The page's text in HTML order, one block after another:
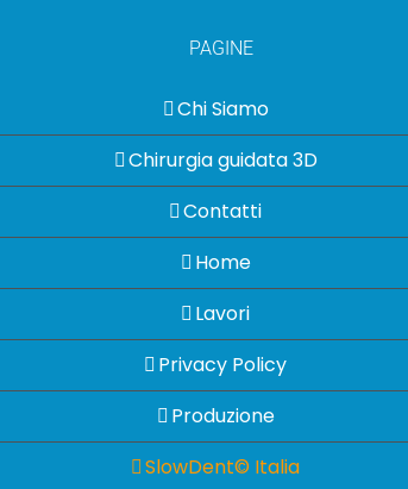
PAGINE
Chi Siamo
Chirurgia guidata 3D
Contatti
Home
Lavori
Privacy Policy
Produzione
SlowDent© Italia